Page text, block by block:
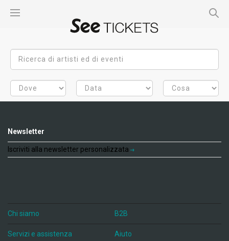
Newsletter
Iscriviti alla newsletter personalizzata
Chi siamo B2B
Servizi e assistenza Aiuto